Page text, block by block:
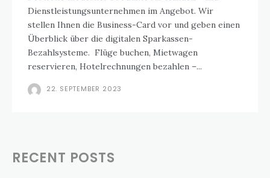
Dienstleistungsunternehmen im Angebot. Wir
stellen Ihnen die Business-Card vor und geben einen
Überblick über die digitalen Sparkassen-
Bezahlsysteme. Flüge buchen, Mietwagen
reservieren, Hotelrechnungen bezahlen –...
22. SEPTEMBER 2023
RECENT POSTS